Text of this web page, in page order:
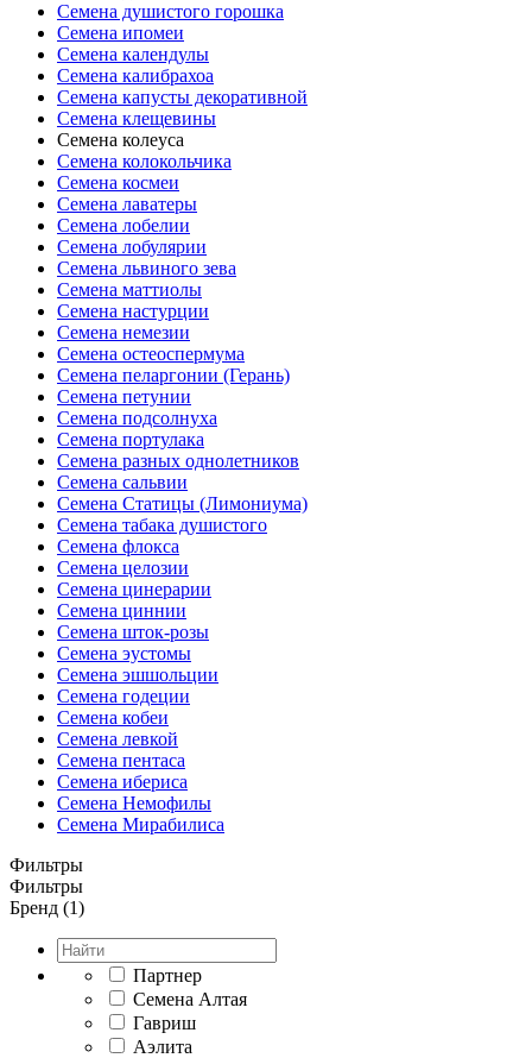
Семена душистого горошка
Семена ипомеи
Семена календулы
Семена калибрахоа
Семена капусты декоративной
Семена клещевины
Семена колеуса
Семена колокольчика
Семена космеи
Семена лаватеры
Семена лобелии
Семена лобулярии
Семена львиного зева
Семена маттиолы
Семена настурции
Семена немезии
Семена остеоспермума
Семена пеларгонии (Герань)
Семена петунии
Семена подсолнуха
Семена портулака
Семена разных однолетников
Семена сальвии
Семена Статицы (Лимониума)
Семена табака душистого
Семена флокса
Семена целозии
Семена цинерарии
Семена циннии
Семена шток-розы
Семена эустомы
Семена эшшольции
Семена годеции
Семена кобеи
Семена левкой
Семена пентаса
Семена ибериса
Семена Немофилы
Семена Мирабилиса
Фильтры
Фильтры
Бренд (1)
Партнер
Семена Алтая
Гавриш
Аэлита